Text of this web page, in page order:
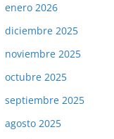
enero 2026
diciembre 2025
noviembre 2025
octubre 2025
septiembre 2025
agosto 2025